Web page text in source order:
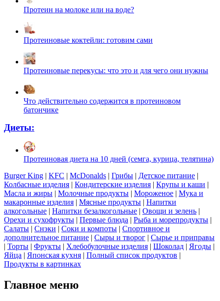
Протеин на молоке или на воде?
Протеиновые коктейли: готовим сами
Протеиновые перекусы: что это и для чего они нужны
Что действительно содержится в протеиновом
батончике
Диеты:
Протеиновая диета на 10 дней (семга, курица, телятина)
Burger King KFC McDonalds Грибы Детское питание
Колбасные изделия
Кондитерские изделия Крупы и каши
Масла и жиры
Молочные продукты Мороженое
Мука и
макаронные изделия
Мясные продукты
Напитки
алкогольные
Напитки безалкогольные Овощи и зелень
Орехи и сухофрукты
Первые блюда Рыба и морепродукты
Салаты
Снэки Соки и компоты
Спортивное и
дополнительное питание
Сыры и творог
Сырье и приправы
Торты Фрукты Хлебобулочные изделия Шоколад Ягоды
Яйца
Японская кухня Полный список продуктов
Продукты в картинках
Главное меню